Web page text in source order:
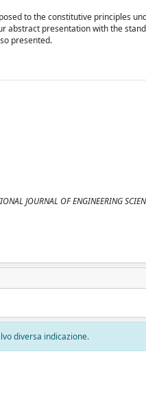
to the constitutive principles
abstract presentation with the
presented.
JOURNAL OF ENGINEERING
diversa indicazione.